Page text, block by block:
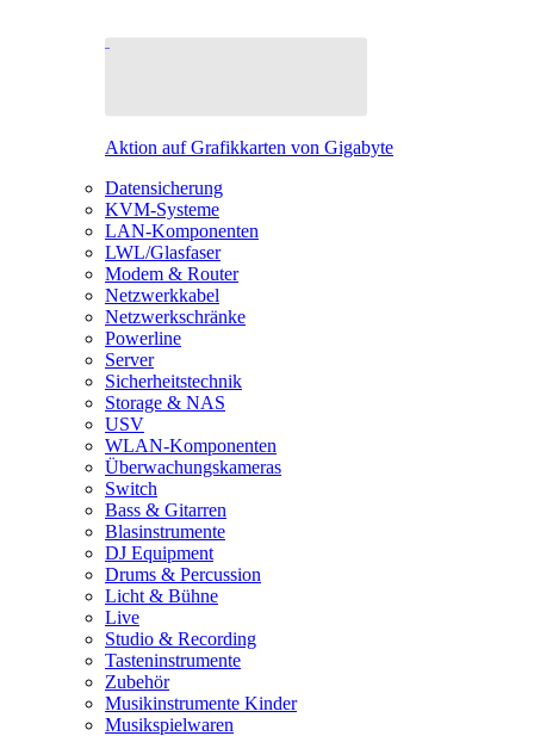
Aktion auf Grafikkarten von Gigabyte
Datensicherung
KVM-Systeme
LAN-Komponenten
LWL/Glasfaser
Modem & Router
Netzwerkkabel
Netzwerkschränke
Powerline
Server
Sicherheitstechnik
Storage & NAS
USV
WLAN-Komponenten
Überwachungskameras
Switch
Bass & Gitarren
Blasinstrumente
DJ Equipment
Drums & Percussion
Licht & Bühne
Live
Studio & Recording
Tasteninstrumente
Zubehör
Musikinstrumente Kinder
Musikspielwaren